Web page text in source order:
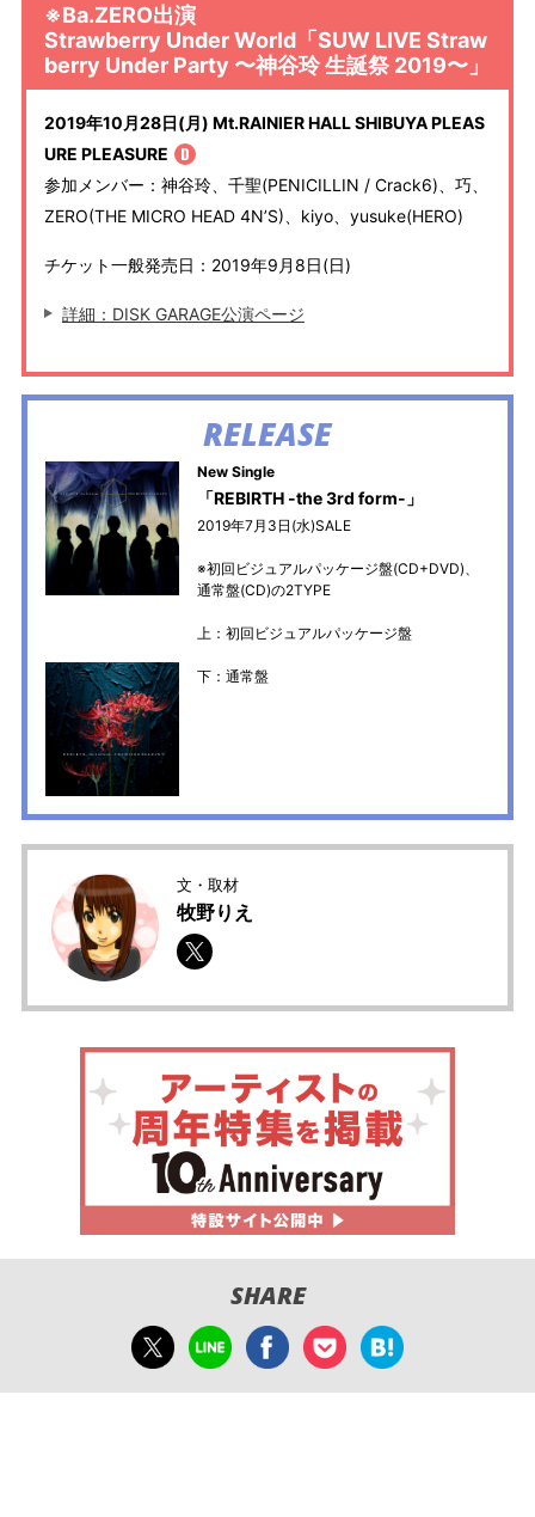
※Ba.ZERO出演
Strawberry Under World「SUW LIVE Straw
berry Under Party 〜神谷玲 生誕祭 2019〜」
2019年10月28日(月) Mt.RAINIER HALL SHIBUYA PLEAS
URE PLEASURE
参加メンバー：神谷玲、千聖(PENICILLIN / Crack6)、巧、
ZERO(THE MICRO HEAD 4N’S)、kiyo、yusuke(HERO)
チケット一般発売日：2019年9月8日(日)
詳細：DISK GARAGE公演ページ
RELEASE
New Single
「REBIRTH -the 3rd form-」
2019年7月3日(水)SALE
※初回ビジュアルパッケージ盤(CD+DVD)、
通常盤(CD)の2TYPE
上：初回ビジュアルパッケージ盤
下：通常盤
文・取材
牧野りえ
SHARE